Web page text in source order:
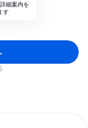
細案内を
す